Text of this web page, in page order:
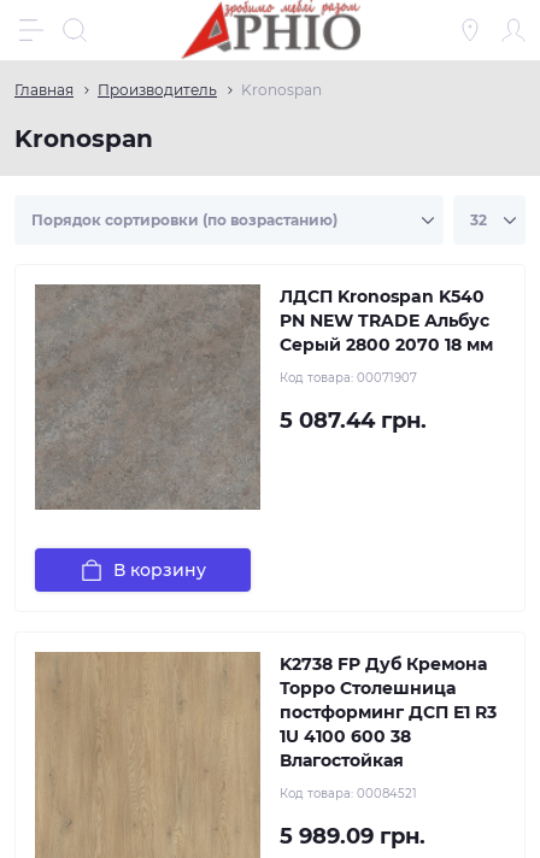
Главная Производитель Kronospan
Kronospan
ЛДСП Kronospan K540
PN NEW TRADE Альбус
Серый 2800 2070 18 мм
Код товара: 00071907
5 087.44 грн.
В корзину
K2738 FP Дуб Кремона
Торро Столешница
постформинг ДСП Е1 R3
1U 4100 600 38
Влагостойкая
Код товара: 00084521
5 989.09 грн.